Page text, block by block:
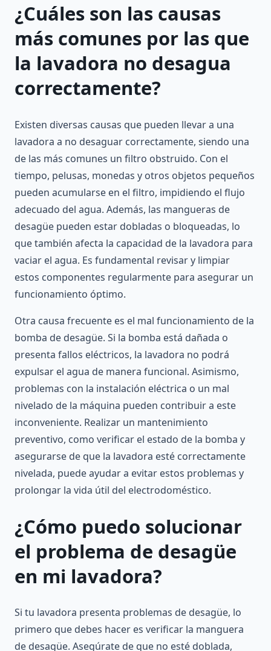
¿Cuáles son las causas
más comunes por las que
la lavadora no desagua
correctamente?
Existen diversas causas que pueden llevar a una
lavadora a no desaguar correctamente, siendo una
de las más comunes un filtro obstruido. Con el
tiempo, pelusas, monedas y otros objetos pequeños
pueden acumularse en el filtro, impidiendo el flujo
adecuado del agua. Además, las mangueras de
desagüe pueden estar dobladas o bloqueadas, lo
que también afecta la capacidad de la lavadora para
vaciar el agua. Es fundamental revisar y limpiar
estos componentes regularmente para asegurar un
funcionamiento óptimo.
Otra causa frecuente es el mal funcionamiento de la
bomba de desagüe. Si la bomba está dañada o
presenta fallos eléctricos, la lavadora no podrá
expulsar el agua de manera funcional. Asimismo,
problemas con la instalación eléctrica o un mal
nivelado de la máquina pueden contribuir a este
inconveniente. Realizar un mantenimiento
preventivo, como verificar el estado de la bomba y
asegurarse de que la lavadora esté correctamente
nivelada, puede ayudar a evitar estos problemas y
prolongar la vida útil del electrodoméstico.
¿Cómo puedo solucionar
el problema de desagüe
en mi lavadora?
Si tu lavadora presenta problemas de desagüe, lo
primero que debes hacer es verificar la manguera
de desagüe. Asegúrate de que no esté doblada,